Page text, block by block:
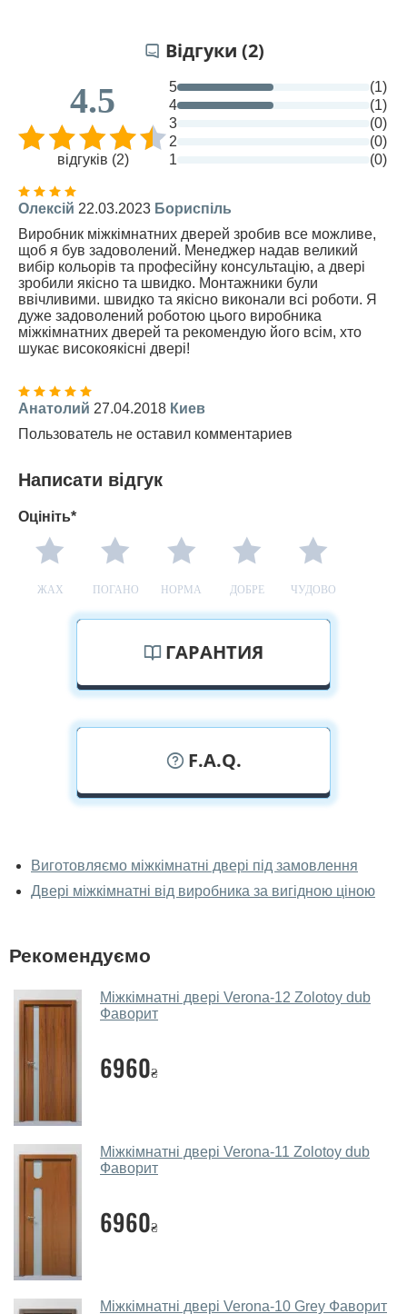
Відгуки (2)
4.5
відгуків (2)
5
(1)
4
(1)
3
(0)
2
(0)
1
(0)
Олексій 22.03.2023 Бориспіль
Виробник міжкімнатних дверей зробив все можливе,
щоб я був задоволений. Менеджер надав великий
вибір кольорів та професійну консультацію, а двері
зробили якісно та швидко. Монтажники були
ввічливими. швидко та якісно виконали всі роботи. Я
дуже задоволений роботою цього виробника
міжкімнатних дверей та рекомендую його всім, хто
шукає високоякісні двері!
Анатолий 27.04.2018 Киев
Пользователь не оставил комментариев
Написати відгук
Оцініть*
ЖАХ ПОГАНО НОРМА ДОБРЕ ЧУДОВО
ГАРАНТИЯ
F.A.Q.
двері фаворит наживо?
Так, можна подивитися міжкімнатні двері фаворит у
У вас великий магазин?
дверей.
міжкімнатні двері фаворит?
месенджери, онлайн-чат або безпосередньо в нашому
салоні-магазині.
Які основні особливості та переваги
Каркас полотна міжкімнатних дверей виготовляється з
накладками товщиною 20 мм. Завдяки такій товщині
МДФ, вся конструкція виходить дуже міцною та
Виготовляємо міжкімнатні двері під замовлення
Двері міжкімнатні від виробника за вигідною ціною
Рекомендуємо
Міжкімнатні двері Verona-12 Zolotoy dub
Фаворит
6960₴
Міжкімнатні двері Verona-11 Zolotoy dub
Фаворит
6960₴
Міжкімнатні двері Verona-10 Grey Фаворит